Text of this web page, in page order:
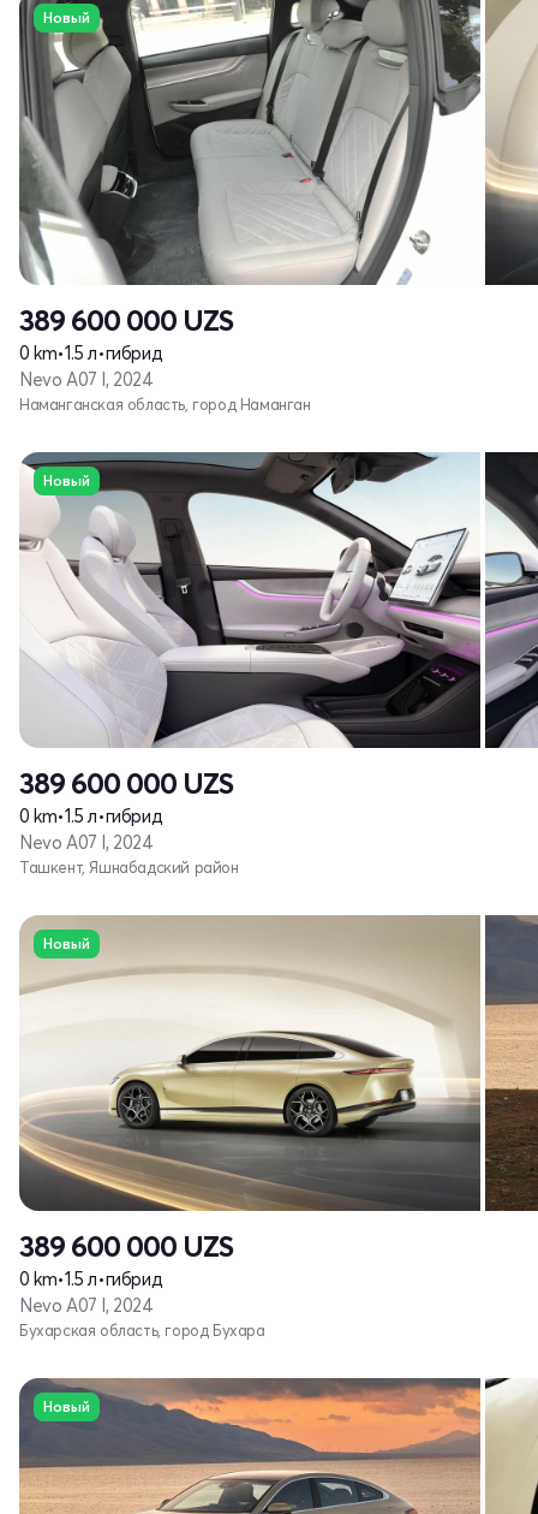
Новый
389 600 000 UZS
0 km•1.5 л•гибрид
Nevo A07 I, 2024
Наманганская область, город Наманган
Новый
389 600 000 UZS
0 km•1.5 л•гибрид
Nevo A07 I, 2024
Ташкент, Яшнабадский район
Новый
389 600 000 UZS
0 km•1.5 л•гибрид
Nevo A07 I, 2024
Бухарская область, город Бухара
Новый